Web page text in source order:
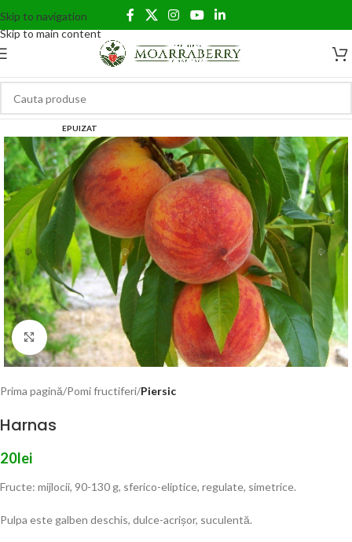
Skip to navigation
Skip to main content
EPUIZAT
Click to enlarge
Prima pagină Pomi fructiferi Piersic
Harnas
20lei
Fructe: mijlocii, 90-130 g, sferico-eliptice, regulate, simetrice.
Pulpa este galben deschis, dulce-acrișor, suculentă.